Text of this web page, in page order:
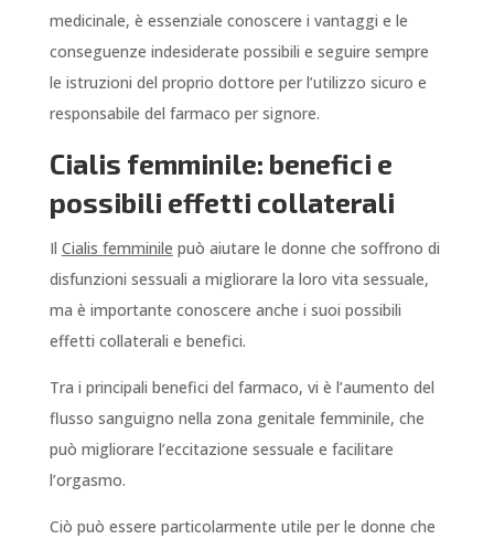
medicinale, è essenziale conoscere i vantaggi e le
conseguenze indesiderate possibili e seguire sempre
le istruzioni del proprio dottore per l’utilizzo sicuro e
responsabile del farmaco per signore.
Cialis femminile: benefici e
possibili effetti collaterali
Il Cialis femminile può aiutare le donne che soffrono di
disfunzioni sessuali a migliorare la loro vita sessuale,
ma è importante conoscere anche i suoi possibili
effetti collaterali e benefici.
Tra i principali benefici del farmaco, vi è l’aumento del
flusso sanguigno nella zona genitale femminile, che
può migliorare l’eccitazione sessuale e facilitare
l’orgasmo.
Ciò può essere particolarmente utile per le donne che